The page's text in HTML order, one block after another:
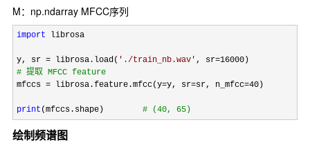
M：np.ndarray MFCC序列
import librosa
y, sr = librosa.load( ' ./train_nb.wav ' , sr=16000
# 提取 MFCC feature
mfccs = librosa.feature.mfcc(y=y, sr=sr, n_mfcc=40 )
print (mfccs.shape) # (40, 65)
绘制频谱图